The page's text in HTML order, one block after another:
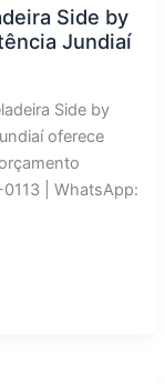
Side by
Jundiaí
Side by
oferece
| WhatsApp: